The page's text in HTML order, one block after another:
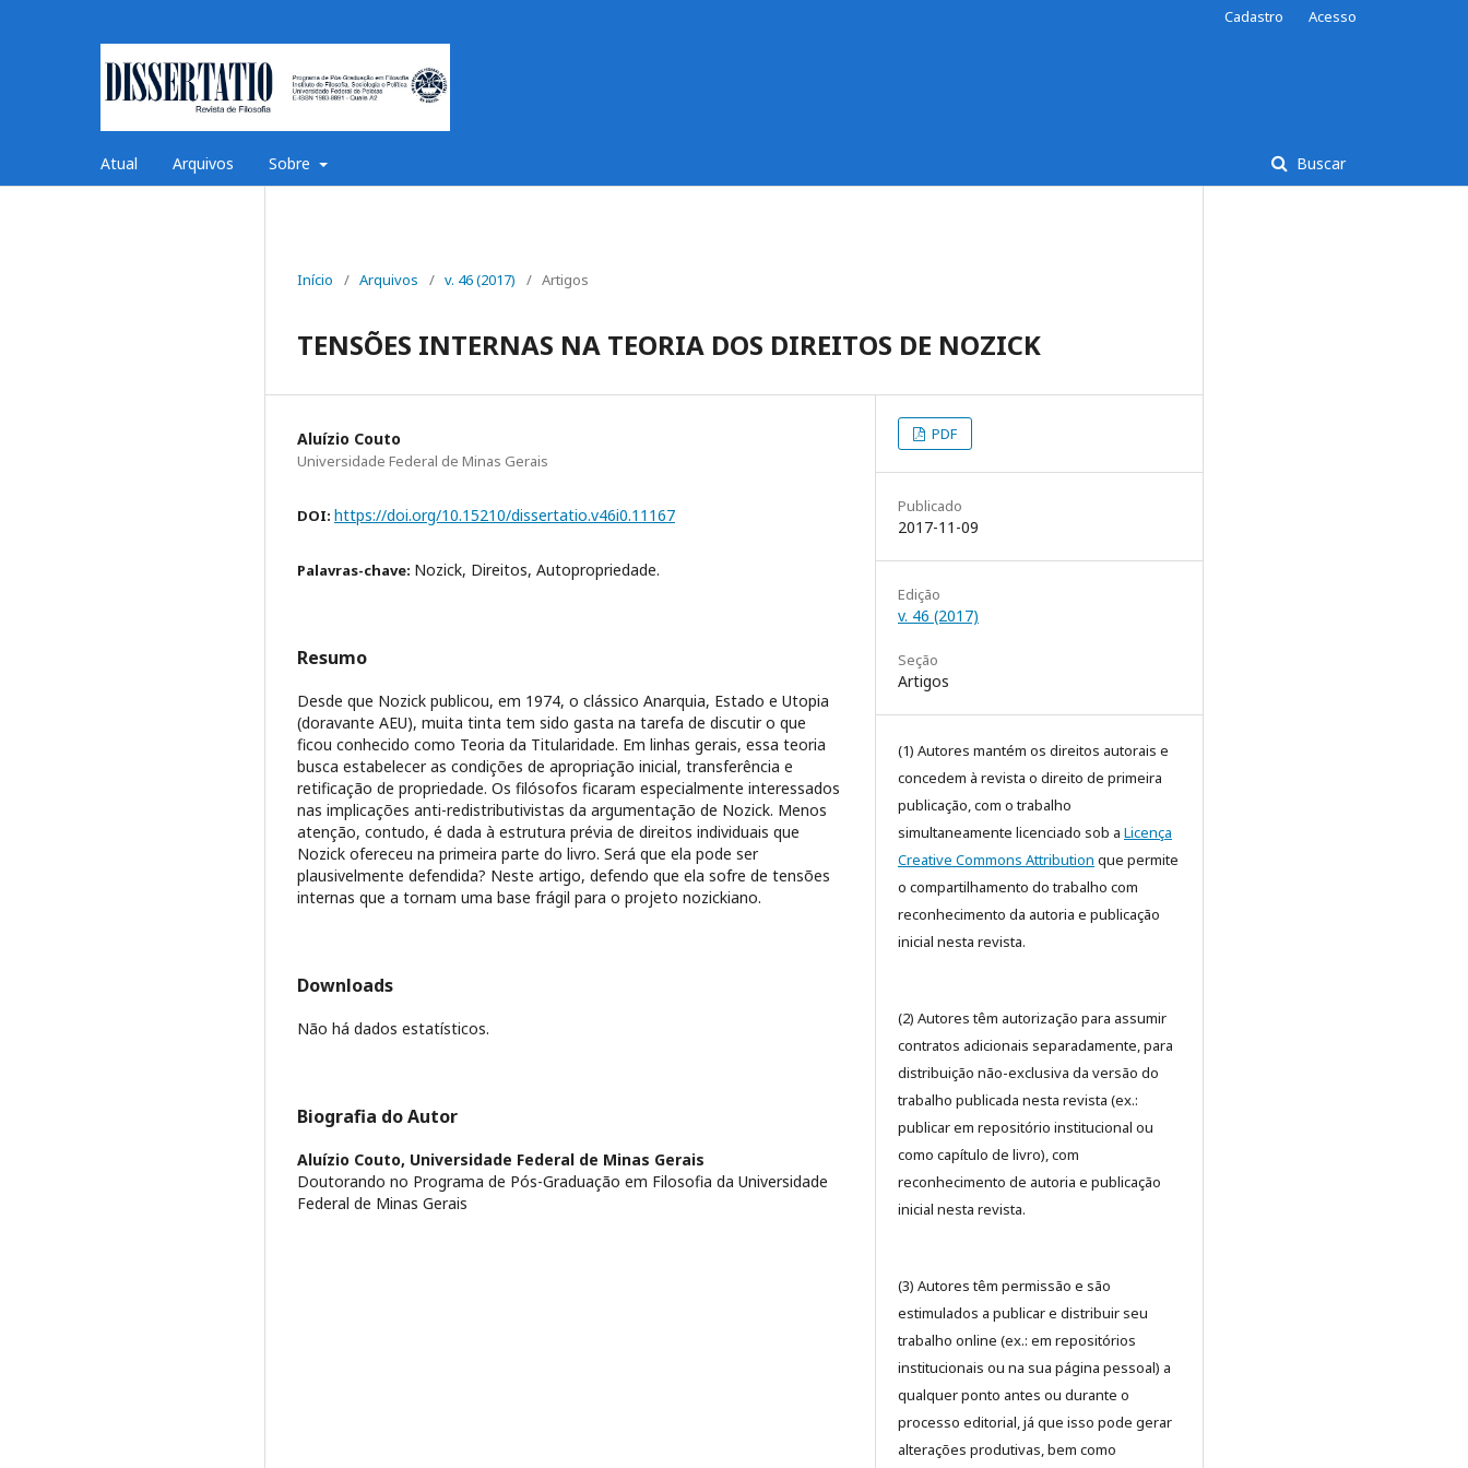
Atual Arquivos Sobre Buscar
Cadastro Acesso
Início / Arquivos / v. 46 (2017) / Artigos
TENSÕES INTERNAS NA TEORIA DOS DIREITOS DE NOZICK
Aluízio Couto
Universidade Federal de Minas Gerais
DOI: https://doi.org/10.15210/dissertatio.v46i0.11167
Palavras-chave: Nozick, Direitos, Autopropriedade.
Resumo
Desde que Nozick publicou, em 1974, o clássico Anarquia, Estado e Utopia
(doravante AEU), muita tinta tem sido gasta na tarefa de discutir o que
ficou conhecido como Teoria da Titularidade. Em linhas gerais, essa teoria
busca estabelecer as condições de apropriação inicial, transferência e
retificação de propriedade. Os filósofos ficaram especialmente interessados
nas implicações anti-redistributivistas da argumentação de Nozick. Menos
atenção, contudo, é dada à estrutura prévia de direitos individuais que
Nozick ofereceu na primeira parte do livro. Será que ela pode ser
plausivelmente defendida? Neste artigo, defendo que ela sofre de tensões
internas que a tornam uma base frágil para o projeto nozickiano.
Downloads
Não há dados estatísticos.
Biografia do Autor
Aluízio Couto, Universidade Federal de Minas Gerais
Doutorando no Programa de Pós-Graduação em Filosofia da Universidade
Federal de Minas Gerais
PDF
Publicado
2017-11-09
Edição
v. 46 (2017)
Seção
Artigos
(1) Autores mantém os direitos autorais e
concedem à revista o direito de primeira
publicação, com o trabalho
simultaneamente licenciado sob a Licença
Creative Commons Attribution que permite
o compartilhamento do trabalho com
reconhecimento da autoria e publicação
inicial nesta revista.
(2) Autores têm autorização para assumir
contratos adicionais separadamente, para
distribuição não-exclusiva da versão do
trabalho publicada nesta revista (ex.:
publicar em repositório institucional ou
como capítulo de livro), com
reconhecimento de autoria e publicação
inicial nesta revista.
(3) Autores têm permissão e são
estimulados a publicar e distribuir seu
trabalho online (ex.: em repositórios
institucionais ou na sua página pessoal) a
qualquer ponto antes ou durante o
processo editorial, já que isso pode gerar
alterações produtivas, bem como